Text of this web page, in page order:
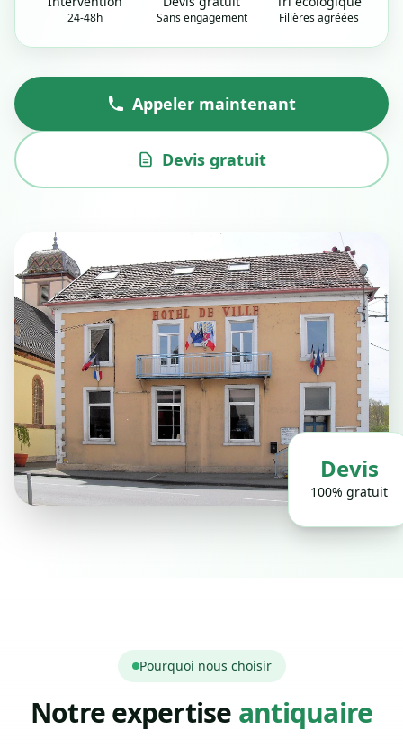
24-48h Sans engagement Filières agréées
Appeler maintenant
Devis gratuit
Devis
100% gratuit
Pourquoi nous choisir
Notre expertise antiquaire